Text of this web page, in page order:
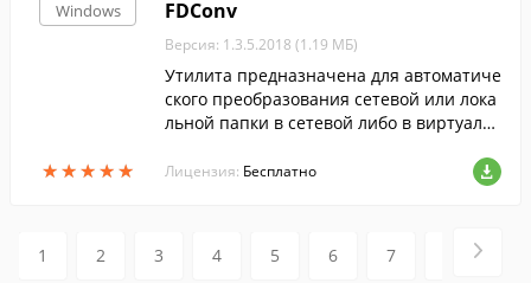
Windows
★★★★★
★★★★★
FDConv
Версия: 1.3.5.2018 (1.19 МБ)
Утилита предназначена для автоматиче
ского преобразования сетевой или лока
льной папки в сетевой либо в виртуаль
Лицензия: Бесплатно
1 2 3 4 5 6 7